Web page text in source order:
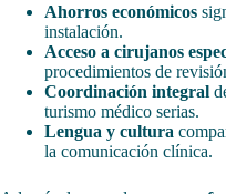
Ahorros económicos
instalación.
Acceso a cirujanos
procedimientos de
Coordinación integral
turismo médico serias.
Lengua y cultura
la comunicación clínica.